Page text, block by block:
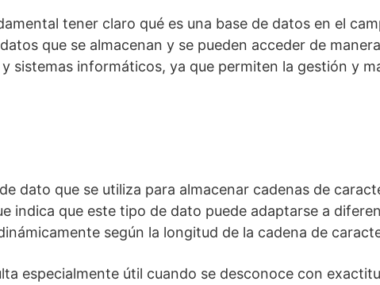
tener claro qué es una base de datos en el
que se almacenan y se pueden acceder de
sistemas informáticos, ya que permiten la gestión y
dato que se utiliza para almacenar cadenas de
indica que este tipo de dato puede adaptarse a
según la longitud de la cadena de
especialmente útil cuando se desconoce con